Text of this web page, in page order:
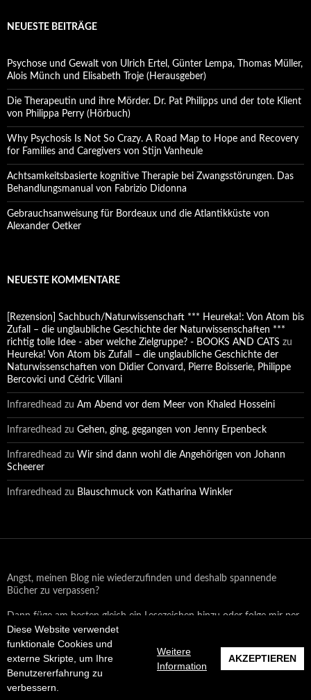
Diese Website verwendet
funktionale Cookies und
externe Skripte, um Ihre
Benutzererfahrung zu
verbessern.
Weitere
Information
AKZEPTIEREN
NEUESTE BEITRÄGE
Psychose und Gewalt von Ulrich Ertel, Günter Lempa, Thomas Müller,
Alois Münch und Elisabeth Troje (Herausgeber)
Die Therapeutin und ihre Mörder. Dr. Pat Philipps und der tote Klient
von Philippa Perry (Hörbuch)
Why Psychosis Is Not So Crazy. A Road Map to Hope and Recovery
for Families and Caregivers von Stijn Vanheule
Achtsamkeitsbasierte kognitive Therapie bei Zwangsstörungen. Das
Behandlungsmanual von Fabrizio Didonna
Gebrauchsanweisung für Bordeaux und die Atlantikküste von
Alexander Oetker
NEUESTE KOMMENTARE
[Rezension] Sachbuch/Naturwissenschaft *** Heureka!: Von Atom bis
Zufall – die unglaubliche Geschichte der Naturwissenschaften ***
richtig tolle Idee - aber welche Zielgruppe? - BOOKS AND CATS zu
Heureka! Von Atom bis Zufall – die unglaubliche Geschichte der
Naturwissenschaften von Didier Convard, Pierre Boisserie, Philippe
Bercovici und Cédric Villani
Infraredhead zu Am Abend vor dem Meer von Khaled Hosseini
Infraredhead zu Gehen, ging, gegangen von Jenny Erpenbeck
Infraredhead zu Wir sind dann wohl die Angehörigen von Johann
Scheerer
Infraredhead zu Blauschmuck von Katharina Winkler
Angst, meinen Blog nie wiederzufinden und deshalb spannende
Bücher zu verpassen?
Dann füge am besten gleich ein Lesezeichen hinzu oder folge mir per
Email oder auf Facebook!
Datenschutzerklärung